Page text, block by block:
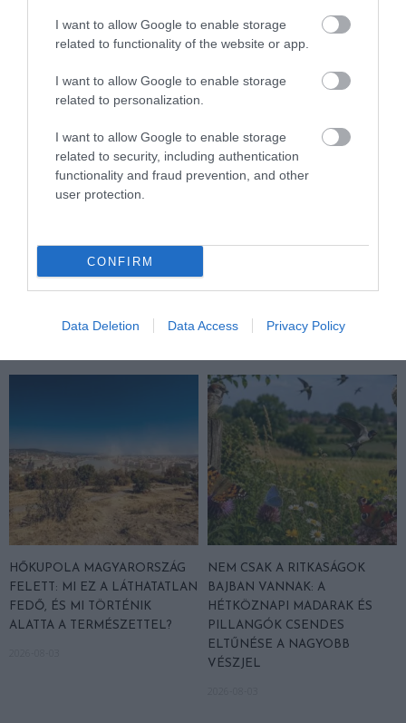
I want to allow Google to enable storage
related to functionality of the website or app.
I want to allow Google to enable storage
related to personalization.
I want to allow Google to enable storage
related to security, including authentication
functionality and fraud prevention, and other
user protection.
CONFIRM
Data Deletion Data Access Privacy Policy
SOKKAL DRÁMAIBB, MINT A
NYUGODT
EUKALIPTUSZRÁGCSÁLÁS
LAKÓJÁT MUTATTA MEG
2026-08-06
HŐKUPOLA MAGYARORSZÁG
FELETT: MI EZ A LÁTHATATLAN
FEDŐ, ÉS MI TÖRTÉNIK
ALATTA A TERMÉSZETTEL?
NEM CSAK A RITKASÁGOK
BAJBAN VANNAK: A
HÉTKÖZNAPI MADARAK ÉS
PILLANGÓK CSENDES
ELTŰNÉSE A NAGYOBB
VÉSZJEL